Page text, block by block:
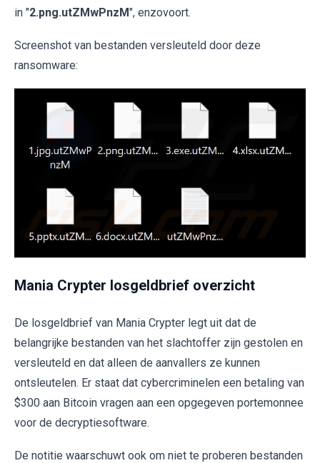
in "2.png.utZMwPnzM", enzovoort.
Screenshot van bestanden versleuteld door deze
ransomware:
Mania Crypter losgeldbrief overzicht
De losgeldbrief van Mania Crypter legt uit dat de
belangrijke bestanden van het slachtoffer zijn gestolen en
versleuteld en dat alleen de aanvallers ze kunnen
ontsleutelen. Er staat dat cybercriminelen een betaling van
$300 aan Bitcoin vragen aan een opgegeven portemonnee
voor de decryptiesoftware.
De notitie waarschuwt ook om niet te proberen bestanden